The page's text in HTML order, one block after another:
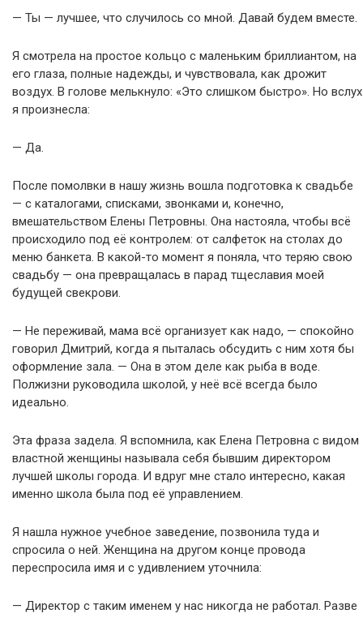
— Ты — лучшее, что случилось со мной. Давай будем вместе.
Я смотрела на простое кольцо с маленьким бриллиантом, на
его глаза, полные надежды, и чувствовала, как дрожит
воздух. В голове мелькнуло: «Это слишком быстро». Но вслух
я произнесла:
— Да.
После помолвки в нашу жизнь вошла подготовка к свадьбе
— с каталогами, списками, звонками и, конечно,
вмешательством Елены Петровны. Она настояла, чтобы всё
происходило под её контролем: от салфеток на столах до
меню банкета. В какой-то момент я поняла, что теряю свою
свадьбу — она превращалась в парад тщеславия моей
будущей свекрови.
— Не переживай, мама всё организует как надо, — спокойно
говорил Дмитрий, когда я пыталась обсудить с ним хотя бы
оформление зала. — Она в этом деле как рыба в воде.
Полжизни руководила школой, у неё всё всегда было
идеально.
Эта фраза задела. Я вспомнила, как Елена Петровна с видом
властной женщины называла себя бывшим директором
лучшей школы города. И вдруг мне стало интересно, какая
именно школа была под её управлением.
Я нашла нужное учебное заведение, позвонила туда и
спросила о ней. Женщина на другом конце провода
переспросила имя и с удивлением уточнила:
— Директор с таким именем у нас никогда не работал. Разве